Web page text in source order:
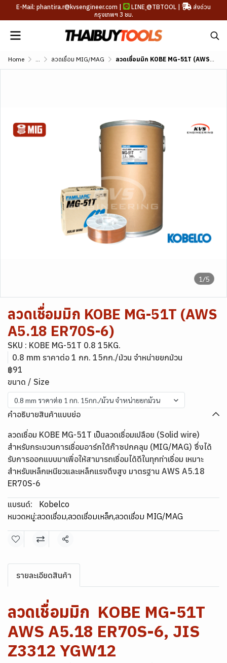
E-Mail: phantira.r@kvsengineer.com | LINE @TBTOOL |
ส่งด่วน
กรุงเทพฯ 3 ชม.
Home ... ลวดเชื่อม MIG/MAG ลวดเชื่อมมิก KOBE MG-51T (AWS A5.18 ER70S-6)
1/5
ลวดเชื่อมมิก KOBE MG-51T (AWS
A5.18 ER70S-6)
SKU : KOBE MG-51T 0.8 15KG.
0.8 mm ราคาต่อ 1 กก. 15กก./ม้วน จำหน่ายยกม้วน
฿91
ขนาด / Size
0.8 mm ราคาต่อ 1 กก. 15กก./ม้วน จำหน่ายยกม้วน
คำอธิบายสินค้าแบบย่อ
ลวดเชื่อม KOBE MG-51T เป็นลวดเชื่อมเปลือย (Solid wire)
สำหรับกระบวนการเชื่อมอาร์กใต้ก๊าซปกคลุม (MIG/MAG) ซึ่งได้
รับการออกแบบมาเพื่อให้สามารถเชื่อมได้ดีในทุกท่าเชื่อม เหมาะ
สำหรับเหล็กเหนียวและเหล็กแรงดึงสูง มาตรฐาน AWS A5.18
ER70S-6
แบรนด์:
Kobelco
หมวดหมู่:ลวดเชื่อม,ลวดเชื่อมเหล็ก,ลวดเชื่อม MIG/MAG
แชร์
รายละเอียดสินค้า
ลวดเชื่อมมิก KOBE MG-51T
AWS A5.18 ER70S-6, JIS
Z3312 YGW12